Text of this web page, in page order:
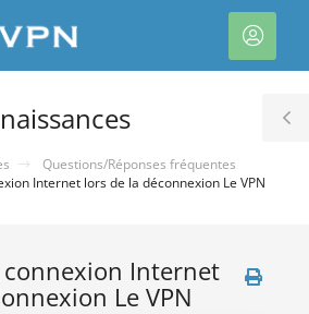
client
Questions/Réponses fréquentes
Internet lors de la déconnexion Le VPN
connexion Internet
Le VPN